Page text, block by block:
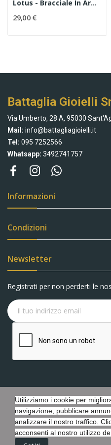
Lotus - Bracciale In Argento 925 Codice LP3191-2/3
29,00 €
Battaglia Gioielli
Via Umberto, 28 A, 95030
Mail: info@battagliagioielli.it
Tel: 095 7252566
Whatsapp: 3492741757
Informazioni
Condizioni
Newsletter
Registrati per non perderti le
Copyright © Battaglia Gioielli
diritti riservati. -
Utilizziamo i cookie per
navigazione, pubblicare
analizzare il nostro traffico.
acconsenti al nostro utilizzo